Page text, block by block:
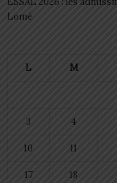
Lomé
L M
3 4
10 11
17 18